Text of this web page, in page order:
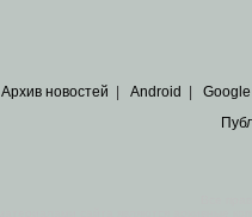
Архив новостей Android Google